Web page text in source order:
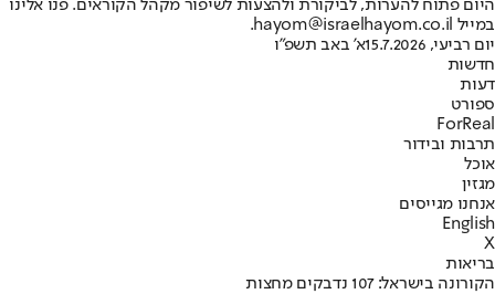
היום פתוח להערות, לביקורת ולהצעות לשיפור מקהל הקוראים. פנו אלינו
במייל hayom@israelhayom.co.il.
יום רביעי, 15.7.2026
א' באב תשפ"ו
חדשות
דעות
ספורט
ForReal
תרבות ובידור
אוכל
מגזין
אנחנו מגייסים
English
X
בריאות
הקורונה בישראל: 107 נדבקים מחצות